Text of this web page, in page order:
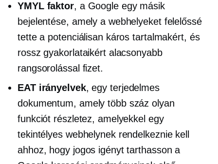
YMYL faktor, a Google egy másik
bejelentése, amely a webhelyeket felelőssé
tette a potenciálisan káros tartalmakért, és
rossz gyakorlataikért alacsonyabb
rangsorolással fizet.
EATirányelvek, egy terjedelmes
dokumentum, amely több száz olyan
funkciót részletez, amelyekkel egy
tekintélyes webhelynek rendelkeznie kell
ahhoz, hogy jogos igényt tarthasson a